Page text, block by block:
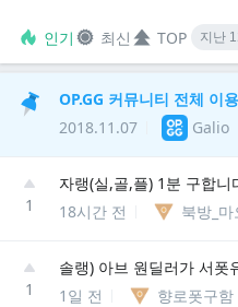
인기 최신 TOP
OP.GG 커뮤니티 전체 이
2018.11.07
Galio
1
18시간 전
북방_
1
솔랭) 아브 원딜러가 서폿
1일 전
향로폿구함